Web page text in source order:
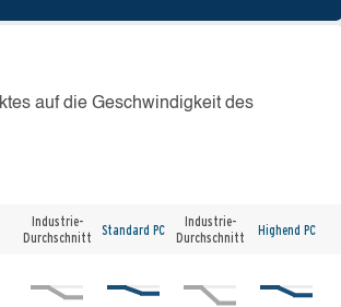
auf die Geschwindigkeit des
Industrie-
Durchschnitt
Standard PC
Industrie-
Durchschnitt
Highend PC